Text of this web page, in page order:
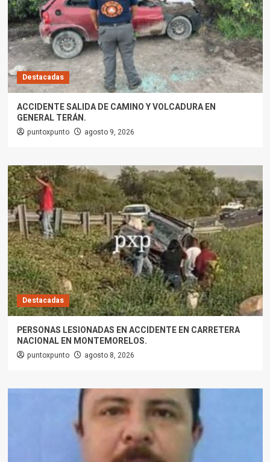
Destacadas
ACCIDENTE SALIDA DE CAMINO Y VOLCADURA EN
GENERAL TERÁN.
puntoxpunto agosto 9, 2026
Destacadas
PERSONAS LESIONADAS EN ACCIDENTE EN CARRETERA
NACIONAL EN MONTEMORELOS.
puntoxpunto agosto 8, 2026